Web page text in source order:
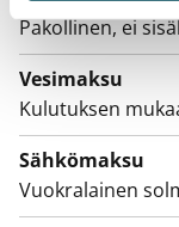
Pakollinen, ei
Vesimaksu
Kulutuksen
Sähkömaksu
Vuokralainen